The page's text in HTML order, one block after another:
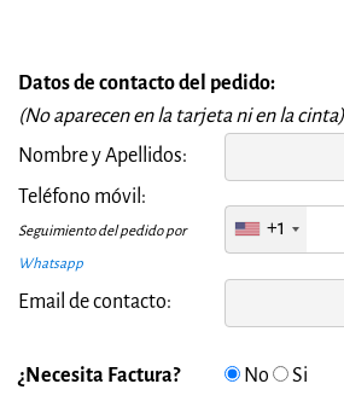
Datos de contacto del pedido:
(No aparecen en la tarjeta ni en la cinta)
Nombre y Apellidos:
Teléfono móvil:
Seguimiento del pedido por
Whatsapp
+1
Email de contacto:
¿Necesita Factura? No Si